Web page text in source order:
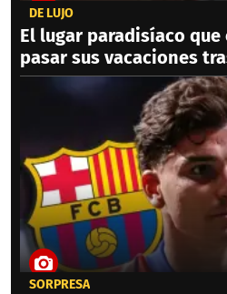
DE LUJO
El lugar paradisíaco que
pasar sus vacaciones
SORPRESA